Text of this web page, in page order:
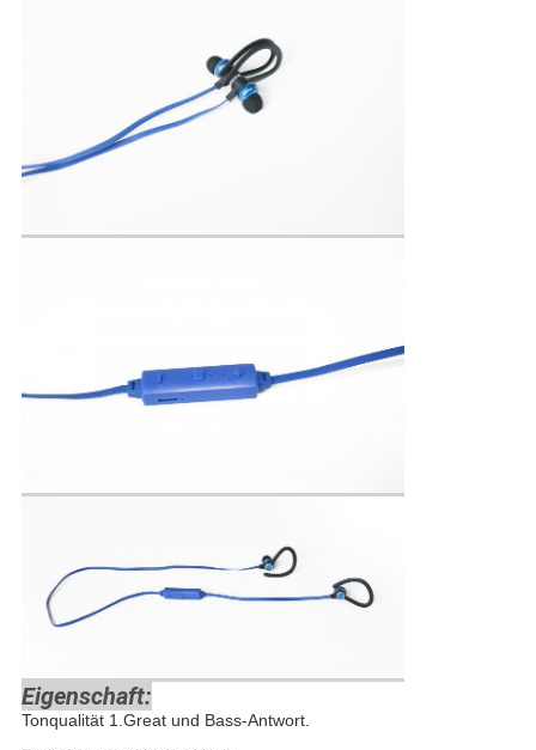
Eigenschaft:
Tonqualität 1.Great und Bass-Antwort.